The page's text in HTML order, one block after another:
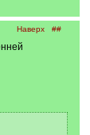
Наверх ##